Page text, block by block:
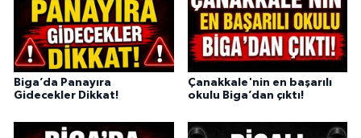
Biga’da Panayıra
Gidecekler Dikkat!
Çanakkale'nin en başarılı
okulu Biga’dan çıktı!